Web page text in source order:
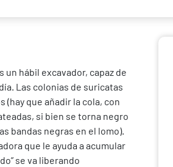
un hábil excavador, capaz de
Las colonias de suricatas
que añadir la cola, con
si bien se torna negro
bandas negras en el lomo).
que le ayuda a acumular
se va liberando